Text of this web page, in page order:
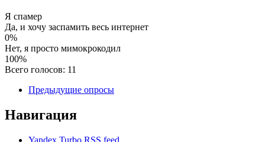
Я спамер
Да, и хочу заспамить весь интернет
0%
Нет, я просто мимокрокодил
100%
Всего голосов: 11
Предыдущие опросы
Навигация
Yandex Turbo RSS feed